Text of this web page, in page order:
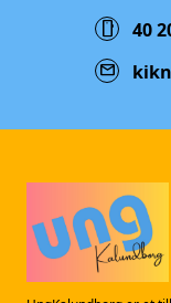
smartphone 40
mail